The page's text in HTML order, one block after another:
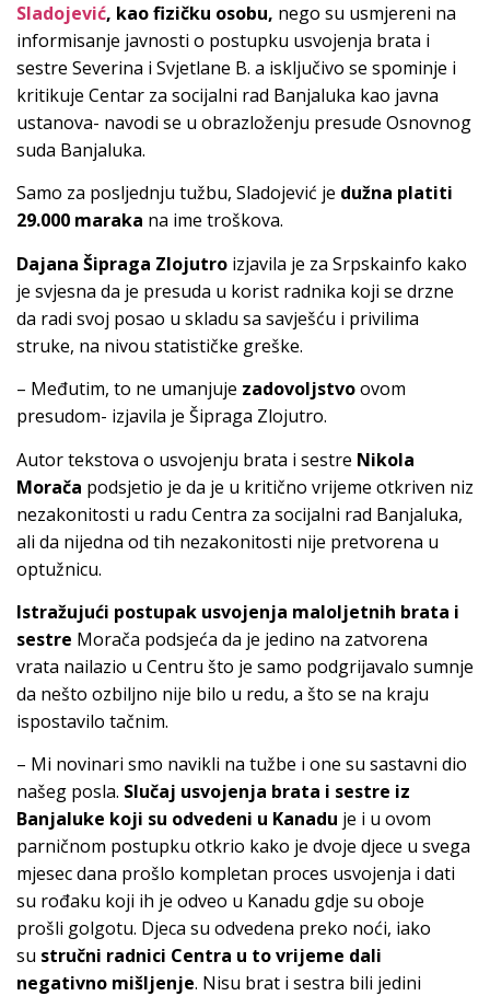
Sladojević, kao fizičku osobu, nego su usmjereni na
informisanje javnosti o postupku usvojenja brata i
sestre Severina i Svjetlane B. a isključivo se spominje i
kritikuje Centar za socijalni rad Banjaluka kao javna
ustanova- navodi se u obrazloženju presude Osnovnog
suda Banjaluka.
Samo za posljednju tužbu, Sladojević je dužna platiti
29.000 maraka na ime troškova.
Dajana Šipraga Zlojutro izjavila je za Srpskainfo kako
je svjesna da je presuda u korist radnika koji se drzne
da radi svoj posao u skladu sa savješću i privilima
struke, na nivou statističke greške.
– Međutim, to ne umanjuje zadovoljstvoovom
presudom- izjavila je Šipraga Zlojutro.
Autor tekstova o usvojenju brata i sestre Nikola
Morača podsjetio je da je u kritično vrijeme otkriven niz
nezakonitosti u radu Centra za socijalni rad Banjaluka,
ali da nijedna od tih nezakonitosti nije pretvorena u
optužnicu.
Istražujući postupak usvojenja maloljetnih brata i
sestre Morača podsjeća da je jedino na zatvorena
vrata nailazio u Centru što je samo podgrijavalo sumnje
da nešto ozbiljno nije bilo u redu, a što se na kraju
ispostavilo tačnim.
– Mi novinari smo navikli na tužbe i one su sastavni dio
našeg posla. Slučaj usvojenja brata i sestre iz
Banjaluke koji su odvedeni u Kanadu je i u ovom
parničnom postupku otkrio kako je dvoje djece u svega
mjesec dana prošlo kompletan proces usvojenja i dati
su rođaku koji ih je odveo u Kanadu gdje su oboje
prošli golgotu. Djeca su odvedena preko noći, iako
su stručni radnici Centra u to vrijeme dali
negativno mišljenje. Nisu brat i sestra bili jedini